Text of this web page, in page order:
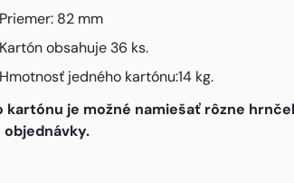
Priemer: 82 mm
Kartón obsahuje 36 ks.
Hmotnosť jedného kartónu:14 kg.
je možné namiešať rôzne
objednávky.